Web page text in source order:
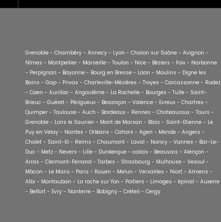
Grenoble - Chambéry - Annecy - Lyon - Chalon sur Saône - Avignon -
Nîmes - Montpellier - Marseille - Toulon - Nice - Béziers - Foix - Narbonne
- Perpignan - Bayonne - Bourg en Bresse - Laon - Moulins - Digne les
Bains - Gap - Privas - Charleville-Mézières - Troyes - Carcassonne - Rodez
- Caen - Aurillac - Angoulême - La Rochelle - Bourges - Tulle - Saint-
Brieuc - Guéret - Périgueux - Besançon - Valence - Evreux - Chartres -
Quimper - Toulouse - Auch - Bordeaux - Rennes - Chateauroux - Tours -
Grenoble - Lons le Saunier - Mont de Marsan - Blois - Saint-Etienne - Le
Puy en Velay - Nantes - Orléans - Cahors - Agen - Mende - Angers -
Cholet - Saint-lô - Reims - Chaumont - Laval - Nancy - Vannes - Bar-Le-
Duc - Metz - Nevers - Lille - Dunkerque - calais - Beauvais - Alençon -
Arras - Clermont-Ferrand - Tarbes - Strasbourg - Mulhouse - Vesoul -
Mâcon - Le Mans - Paris - Rouen - Melun - Versailles - Niort - Amiens -
Albi - Montauban - La roche sur Yon - Poitiers - Limoges - épinal - Auxerre
- Belfort - Evry - Nanterre - Bobigny - Créteil - Cergy